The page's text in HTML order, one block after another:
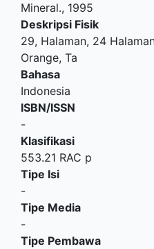
Mineral., 1995
Deskripsi Fisik
29, Halaman, 24
Orange, Ta
Bahasa
Indonesia
ISBN/ISSN
-
Klasifikasi
553.21 RAC p
Tipe Isi
-
Tipe Media
-
Tipe Pembawa